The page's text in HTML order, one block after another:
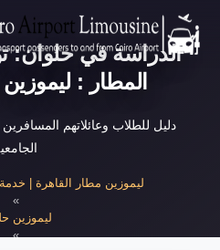
EN
خدمات
الدراسة في حلوان:
المطار : ليموزين
دليل للطلاب وعائلاتهم
الجامعية
ليموزين مطار القاهرة | خدمة
ليموزين
»